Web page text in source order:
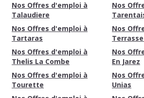
Nos Offres d'emploi à
Talaudiere
Nos
Nos Offres d'emploi à
Tartaras
Nos
Nos Offres d'emploi à
Thelis La Combe
Nos
En Jarez
Nos Offres d'emploi à
Tourette
Nos
Unias